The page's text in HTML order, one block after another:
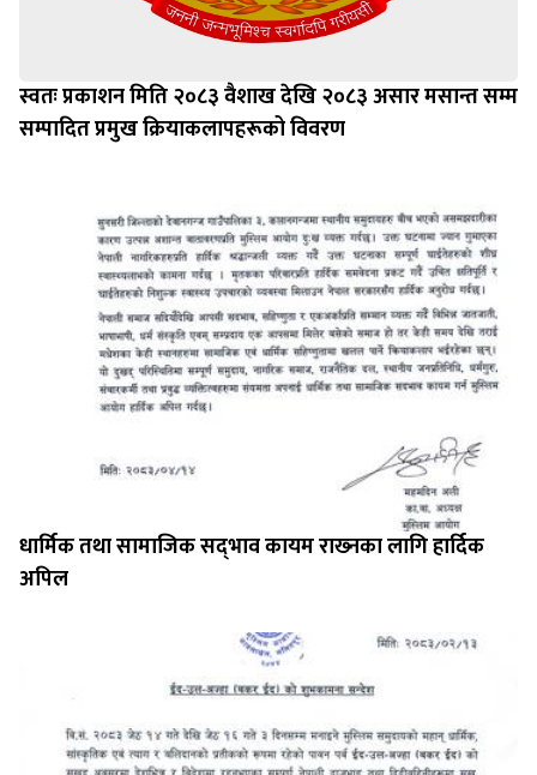
स्वतः प्रकाशन मिति २०८३ वैशाख देखि २०८३ असार मसान्त सम्म
सम्पादित प्रमुख क्रियाकलापहरूको विवरण
धार्मिक तथा सामाजिक सद्‍भाव कायम राख्‍नका लागि हार्दिक
अपिल